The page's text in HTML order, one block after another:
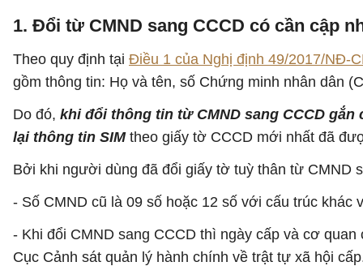
1. Đổi từ CMND sang CCCD có cần cập
Theo quy định tại Điều 1 của Nghị định 49/2017/NĐ-
gồm thông tin: Họ và tên, số Chứng minh nhân dân
Do đó, khi đổi thông tin từ CMND sang CCCD
lại thông tin SIMtheo giấy tờ CCCD mới nhất đã
Bởi khi người dùng đã đổi giấy tờ tuỳ thân từ CMND
- Số CMND cũ là 09 số hoặc 12 số với cấu trúc khác
- Khi đổi CMND sang CCCD thì ngày cấp và cơ
Cục Cảnh sát quản lý hành chính về trật tự xã hội